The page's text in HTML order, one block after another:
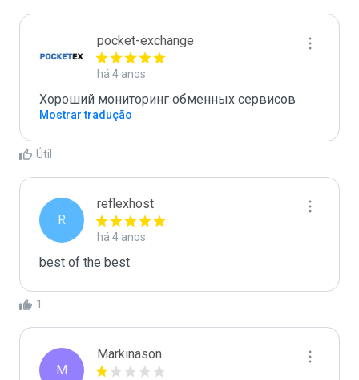
pocket-exchange
há 4 anos
Хороший мониторинг обменных сервисов
Mostrar tradução
Útil
R
reflexhost
há 4 anos
best of the best
1
M
Markinason